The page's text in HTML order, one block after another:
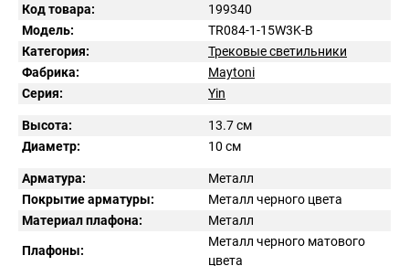
Код товара:
199340
Модель:
TR084-1-15W3K-B
Категория:
Трековые светильники
Фабрика:
Maytoni
Серия:
Yin
Высота:
13.7 см
Диаметр:
10 см
Арматура:
Металл
Покрытие арматуры:
Металл черного цвета
Материал плафона:
Металл
Плафоны:
Металл черного матового
цвета